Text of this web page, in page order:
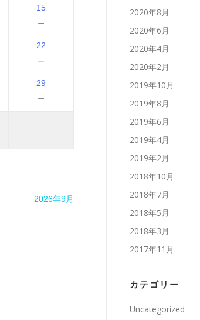
15
－
22
－
29
－
2026年9月
2020年8月
2020年6月
2020年4月
2020年2月
2019年10月
2019年8月
2019年6月
2019年4月
2019年2月
2018年10月
2018年7月
2018年5月
2018年3月
2017年11月
カテゴリー
Uncategorized